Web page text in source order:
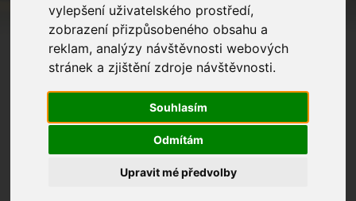
vylepšení uživatelského prostředí,
zobrazení přizpůsobeného obsahu a
reklam, analýzy návštěvnosti webových
stránek a zjištění zdroje návštěvnosti.
Souhlasím
Odmítám
Upravit mé předvolby